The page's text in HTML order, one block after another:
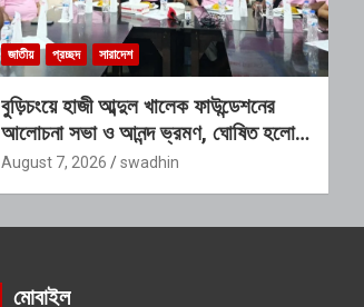
জাতীয় প্রচ্ছদ সারাদেশ
বুড়িচংয়ে হাজী আব্দুল খালেক ফাউন্ডেশনের
আলোচনা সভা ও আনন্দ ভ্রমণ, ঘোষিত হলো
নতুন কার্যনির্বাহী কমিটি
August 7, 2026 swadhin
মোবাইল